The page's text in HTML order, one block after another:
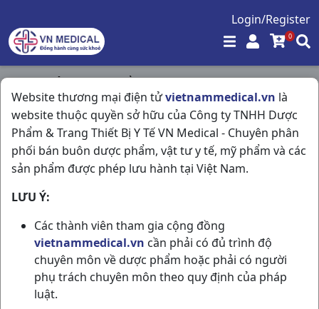
Login/Register
0
Website thương mại điện tửvietnammedical.vn là
website thuộc quyền sở hữu của Công ty TNHH Dược
Phẩm & Trang Thiết Bị Y Tế VN Medical - Chuyên phân
phối bán buôn dược phẩm, vật tư y tế, mỹ phẩm và các
sản phẩm được phép lưu hành tại Việt Nam.
LƯU Ý:
Các thành viên tham gia cộng đồng
vietnammedical.vn cần phải có đủ trình độ
chuyên môn về dược phẩm hoặc phải có người
phụ trách chuyên môn theo quy định của pháp
luật.
Trang chủ / Thực Phẩm Chức Năng /
Eurobe Tex H4vi5ống Pharma USA